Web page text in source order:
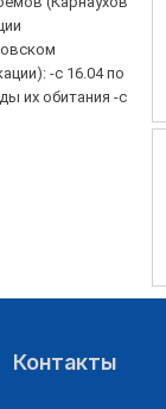
-с 16.04 по
их обитания -с
Контакты